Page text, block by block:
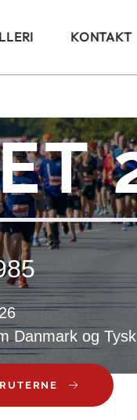
KONTAKT
Danmark og